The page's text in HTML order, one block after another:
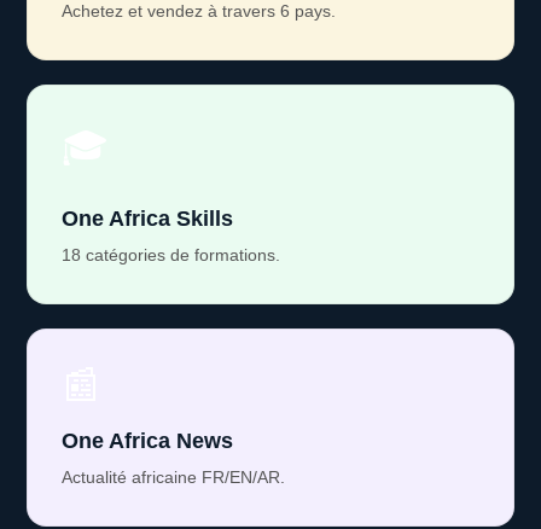
Achetez et vendez à travers 6 pays.
One Africa Skills
18 catégories de formations.
One Africa News
Actualité africaine FR/EN/AR.